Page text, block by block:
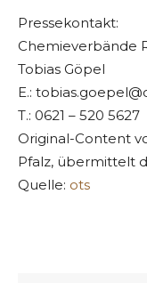
Pressekontakt:
Chemieverbände
Tobias Göpel
E.:
T.: 0621 – 520 5627
Original-Content
Pfalz, übermittelt
Quelle: ots